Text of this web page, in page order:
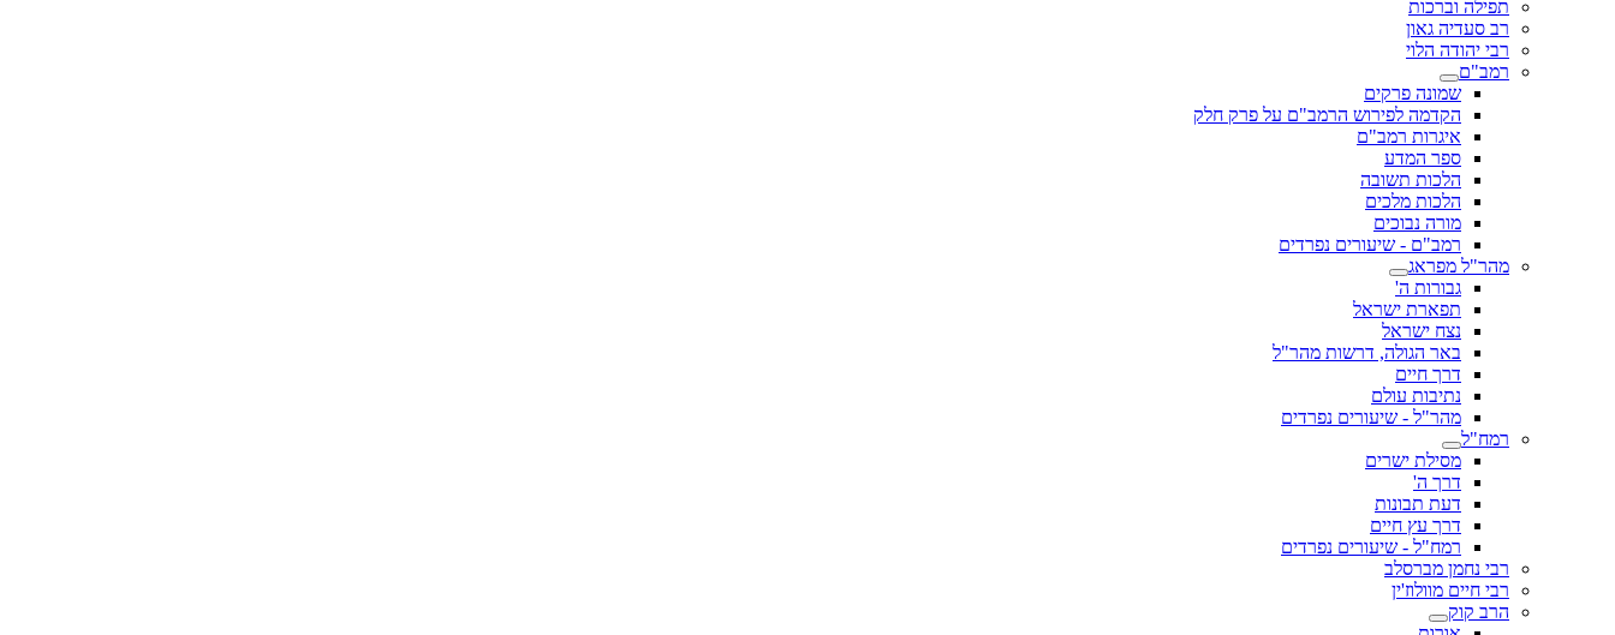
תפילה וברכות
רב סעדיה גאון
רבי יהודה הלוי
רמב"ם
שמונה פרקים
הקדמה לפירוש הרמב"ם על פרק חלק
איגרות רמב"ם
ספר המדע
הלכות תשובה
הלכות מלכים
מורה נבוכים
רמב"ם - שיעורים נפרדים
מהר"ל מפראג
גבורות ה'
תפארת ישראל
נצח ישראל
באר הגולה, דרשות מהר"ל
דרך חיים
נתיבות עולם
מהר"ל - שיעורים נפרדים
רמח"ל
מסילת ישרים
דרך ה'
דעת תבונות
דרך עץ חיים
רמח"ל - שיעורים נפרדים
רבי נחמן מברסלב
רבי חיים מוולוז'ין
הרב קוק